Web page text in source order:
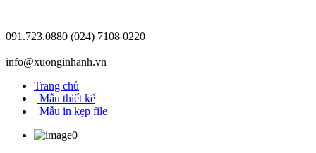
091.723.0880 (024) 7108 0220
info@xuonginhanh.vn
Trang chủ
Mẫu thiết kế
Mẫu in kẹp file